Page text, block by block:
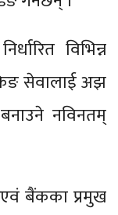
विभिन्न
सेवालाई अझ
नविनतम्
एवं बैंकका प्रमुख